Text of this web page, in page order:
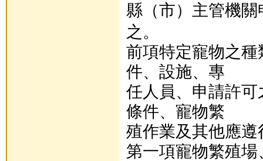
縣（市）主管機
之。
前項特定寵物之
件、設施、專
任人員、申請許
條件、寵物繁
殖作業及其他應
第一項寵物繁殖